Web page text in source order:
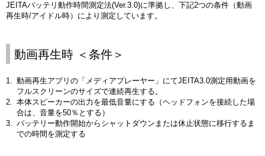
JEITAバッテリ動作時間測定法(Ver.3.0)に準拠し、下記2つの条件（動画
再生時/アイドル時）により測定しています。
動画再生時 ＜条件＞
動画再生アプリの「メディアプレーヤー」にてJEITA3.0測定用動画を
フルスクリーンのサイズで連続再生する。
本体スピーカーの出力を最低音量にする（ヘッドフォンを接続した場
合は、音量を50％とする）
バッテリー動作開始からシャットダウンまたは休止状態に移行するま
での時間を測定する